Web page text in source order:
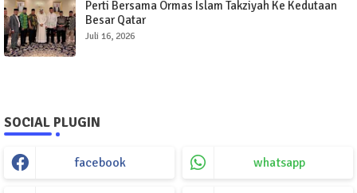
Perti Bersama Ormas Islam Takziyah Ke Kedutaan
Besar Qatar
Juli 16, 2026
SOCIAL PLUGIN
facebook whatsapp